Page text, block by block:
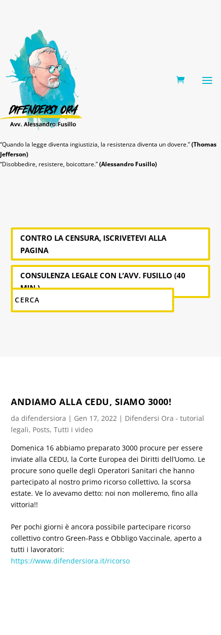
“Quando la legge diventa ingiustizia, la resistenza diventa un dovere.”(Thomas
Jefferson)
“Disobbedire, resistere, boicottare.”(Alessandro Fusillo)
CONTRO LA CENSURA, ISCRIVETEVI ALLA
PAGINA
CONSULENZA LEGALE CON L’AVV. FUSILLO (40
MIN.)
ANDIAMO ALLA CEDU, SIAMO 3000!
dadifendersiora | Gen 17, 2022 | Difendersi Ora - tutorial
legali, Posts,Tutti i video
Domenica 16 abbiamo preparato 3000 procure per essere
inviate alla CEDU, la Corte Europea dei Diritti dell’Uomo. Le
procure sono quelle degli Operatori Sanitari che hanno
partecipato al nostro primo ricorso collettivo, la scorsa
estate. Ve lo avevamo detto: noi non molleremo, fino alla
vittoria!!
Per pochi giorni è ancora possibile partecipare ricorso
collettivo contro Green-Pass e Obbligo Vaccinale, aperto a
tutti i lavoratori:
https://www.difendersiora.it/ricorso